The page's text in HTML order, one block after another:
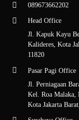
089673662202
Head Office
Jl. Kapuk Kayu
Kalideres, Kota
11820
Pasar Pagi Office
Jl. Perniagaan
Kel. Roa Malaka,
Kota Jakarta